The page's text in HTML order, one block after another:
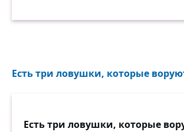
Есть три ловушки, которые
Есть три ловушки, которые